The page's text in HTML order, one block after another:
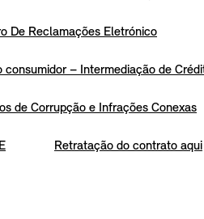
De Reclamações Eletrónico
consumidor – Intermediação de
de Corrupção e Infrações Conexas
Retratação do contrato aqui